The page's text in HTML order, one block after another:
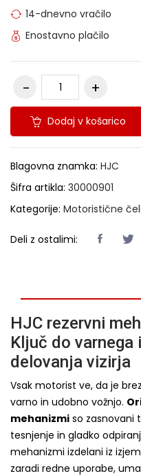
14-dnevno vračilo
Enostavno plačilo
Dodaj v košarico
Blagovna znamka: HJC
Šifra artikla: 30000901
Kategorije: Motoristične
Deli z ostalimi:
HJC rezervni
Ključ do varnega
delovanja vizirja
Vsak motorist ve, da je
varno in udobno vožnjo.
mehanizmi so zasnovani
tesnjenje in gladko
mehanizmi izdelani iz
zaradi redne uporabe,